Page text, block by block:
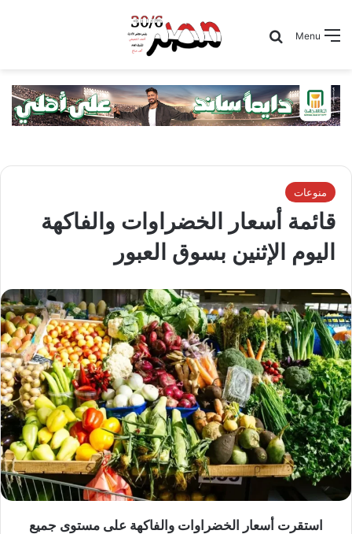
Menu
Search for
منوعات
قائمة أسعار الخضراوات والفاكهة
اليوم الإثنين بسوق العبور
استقرت أسعار الخضراوات والفاكهة على مستوى جميع